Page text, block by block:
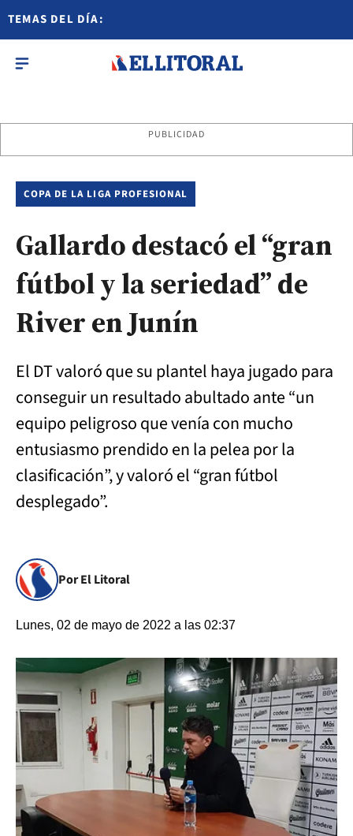
TEMAS DEL DÍA:
PUBLICIDAD
COPA DE LA LIGA PROFESIONAL
Gallardo destacó el “gran
fútbol y la seriedad” de
River en Junín
El DT valoró que su plantel haya jugado para
conseguir un resultado abultado ante “un
equipo peligroso que venía con mucho
entusiasmo prendido en la pelea por la
clasificación”, y valoró el “gran fútbol
desplegado”.
Por El Litoral
Lunes, 02 de mayo de 2022 a las 02:37